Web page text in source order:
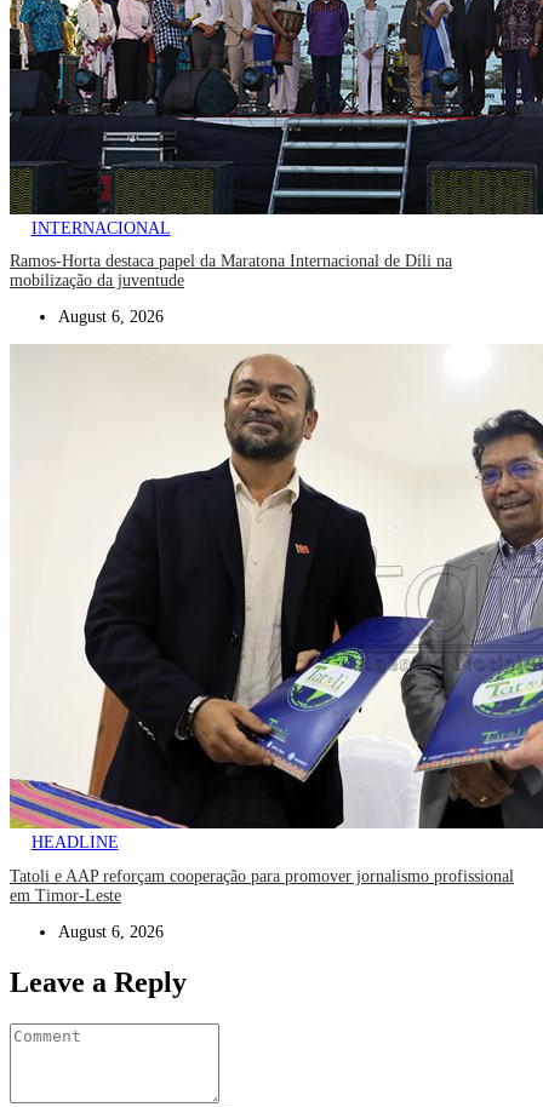
INTERNACIONAL
Ramos-Horta destaca papel da Maratona Internacional de Díli na
mobilização da juventude
August 6, 2026
HEADLINE
Tatoli e AAP reforçam cooperação para promover jornalismo profissional
em Timor-Leste
August 6, 2026
Leave a Reply